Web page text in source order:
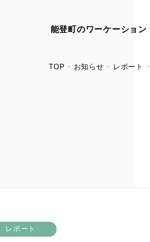
能登町のワーケーション
TOP > お知らせ > レポート >
レポート